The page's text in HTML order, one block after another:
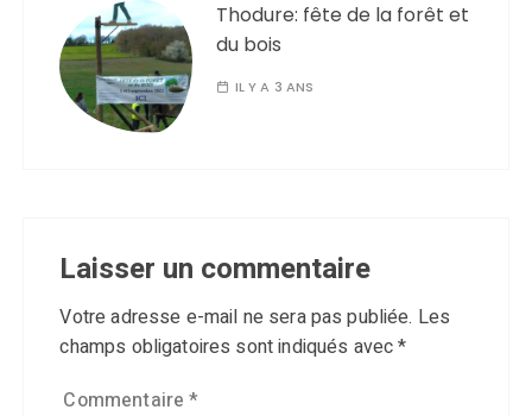
Thodure: fête de la forêt et
du bois
IL Y A 3 ANS
Laisser un commentaire
Votre adresse e-mail ne sera pas publiée. Les
champs obligatoires sont indiqués avec*
Commentaire*